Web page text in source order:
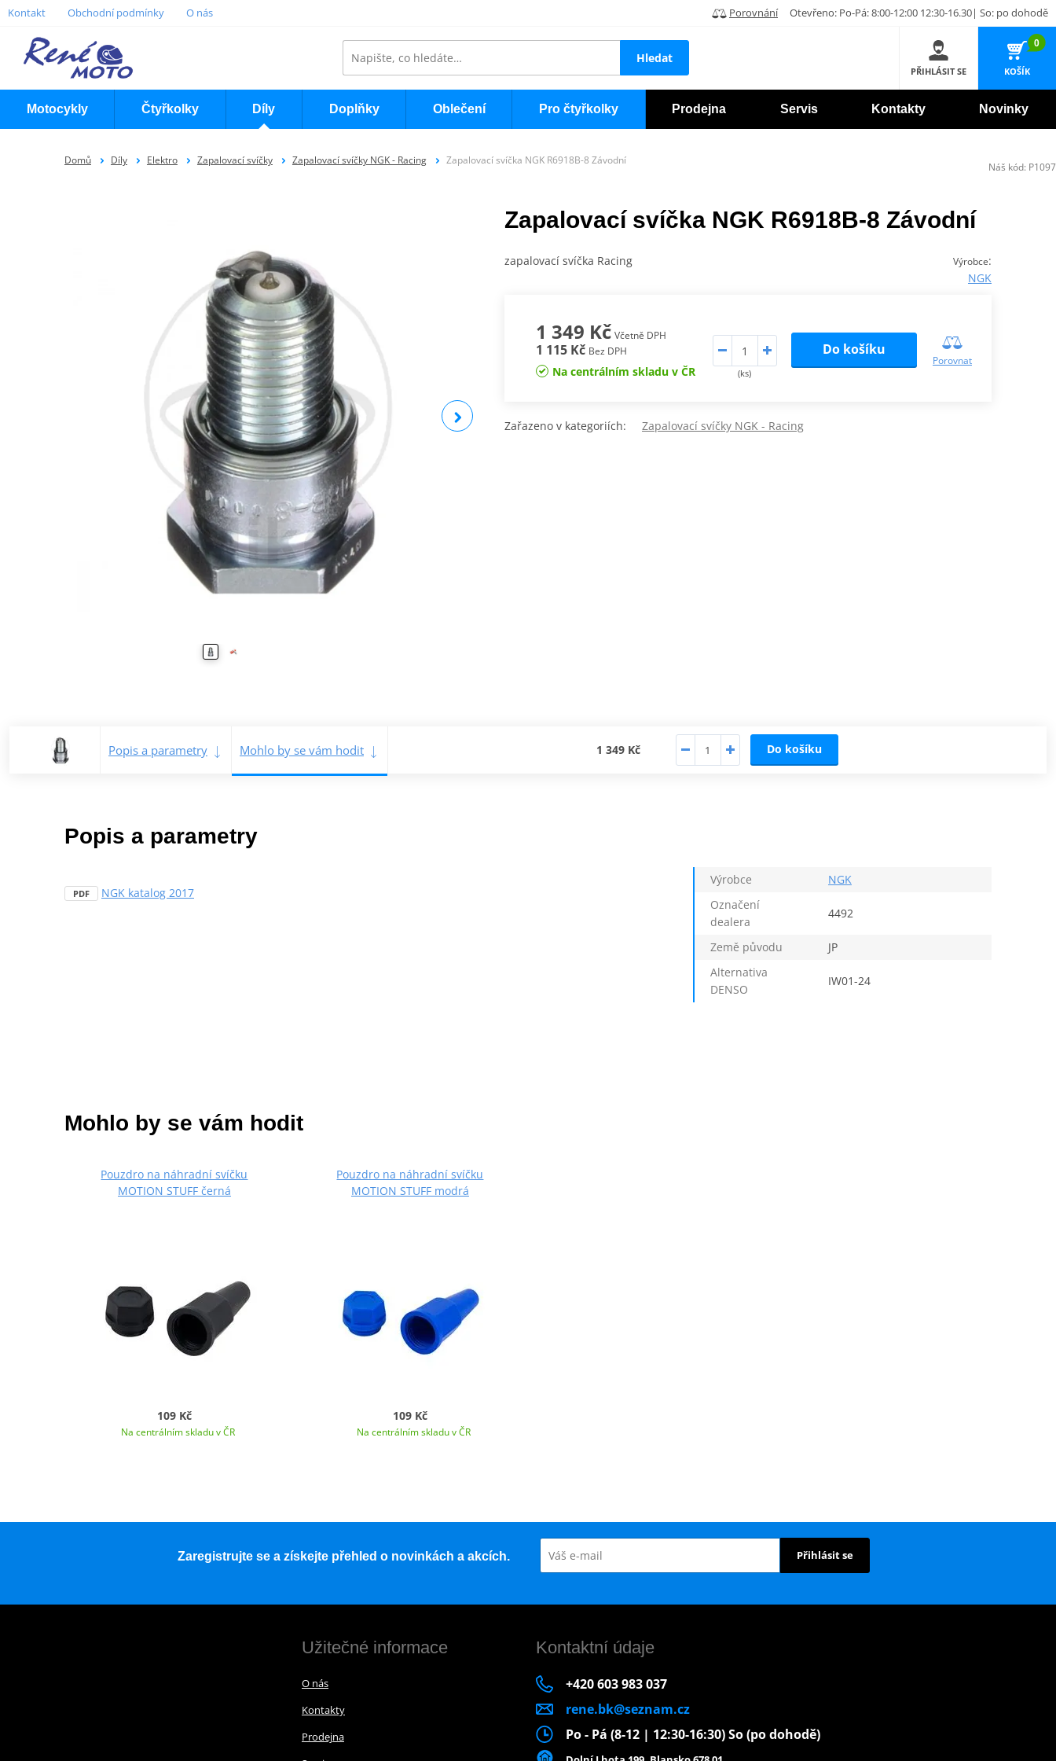
Kontakt Obchodní podmínky O nás Porovnání Otevřeno: Po-Pá: 8:00-12:00 12:30-16.30| So: po dohodě
Hledat
PŘIHLÁSIT SE
0
KOŠÍK
Motocykly Čtyřkolky Díly Doplňky Oblečení Pro čtyřkolky Prodejna Servis Kontakty Novinky
Domů Díly Elektro Zapalovací svíčky Zapalovací svíčky NGK - Racing Zapalovací svíčka NGK R6918B-8 Závodní
Zapalovací svíčka NGK R6918B-8 Závodní
Výrobce:
NGK
zapalovací svíčka Racing
1 349 Kč Včetně DPH
1 115 Kč Bez DPH
Na centrálním skladu v ČR (ks)
Do košíku
Porovnat
Zařazeno v kategoriích: Zapalovací svíčky NGK - Racing
Popis a parametry Mohlo by se vám hodit 1 349 Kč Do košíku
Popis a parametry
PDF NGK katalog 2017
Výrobce
NGK
Označení
dealera
4492
Země původu
JP
Alternativa
DENSO
IW01-24
Náš kód: P1097
Mohlo by se vám hodit
Pouzdro na náhradní svíčku
MOTION STUFF černá
109 Kč
Na centrálním skladu v ČR
Pouzdro na náhradní svíčku
MOTION STUFF modrá
109 Kč
Na centrálním skladu v ČR
Zaregistrujte se a získejte přehled o novinkách a akcích. Přihlásit se
Užitečné informace
O nás
Kontakty
Prodejna
Kontaktní údaje
+420 603 983 037
rene.bk@seznam.cz
Po - Pá (8-12 | 12:30-16:30) So (po dohodě)